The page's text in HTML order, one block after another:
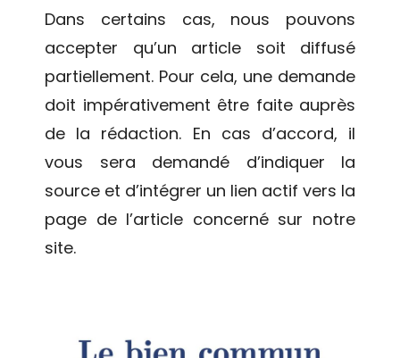
Dans certains cas, nous pouvons
accepter qu’un article soit diffusé
partiellement. Pour cela, une demande
doit impérativement être faite auprès
de la rédaction. En cas d’accord, il
vous sera demandé d’indiquer la
source et d’intégrer un lien actif vers la
page de l’article concerné sur notre
site.